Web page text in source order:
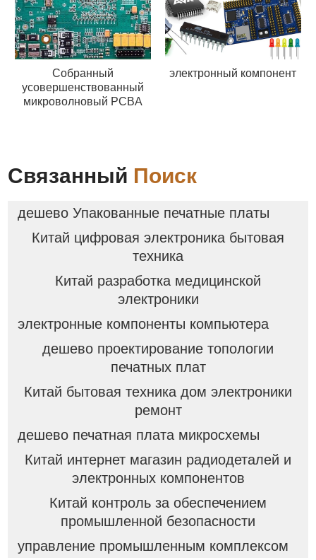
Собранный
усовершенствованный
микроволновый PCBA
электронный компонент
Связанный Поиск
дешево Упакованные печатные платы
Китай цифровая электроника бытовая
техника
Китай разработка медицинской
электроники
электронные компоненты компьютера
дешево проектирование топологии
печатных плат
Китай бытовая техника дом электроники
ремонт
дешево печатная плата микросхемы
Китай интернет магазин радиодеталей и
электронных компонентов
Китай контроль за обеспечением
промышленной безопасности
управление промышленным комплексом